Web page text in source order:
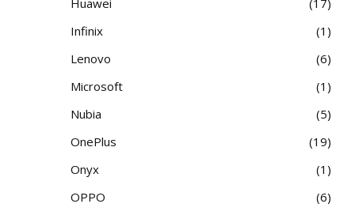
Infinix
1
Lenovo
6
Microsoft
1
Nubia
5
OnePlus
19
Onyx
1
OPPO
6